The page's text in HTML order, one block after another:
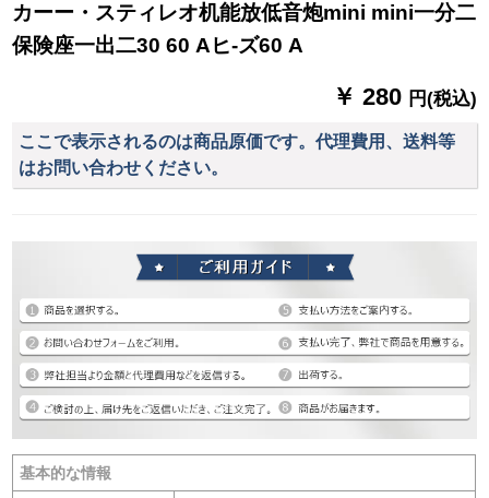
カーー・スティレオ机能放低音炮mini mini一分二
保険座一出二30 60 Aヒ-ズ60 A
￥ 280 円(税込)
ここで表示されるのは商品原価です。代理費用、送料等
はお問い合わせください。
基本的な情報